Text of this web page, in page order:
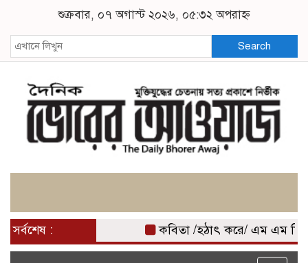
শুক্রবার, ০৭ অগাস্ট ২০২৬, ০৫:৩২ অপরাহ্ন
Search
সর্বশেষ : কবিতা /হঠাৎ করে/ এম এম